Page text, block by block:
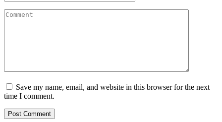
Comment
Save my name, email, and website in this browser for the next
time I comment.